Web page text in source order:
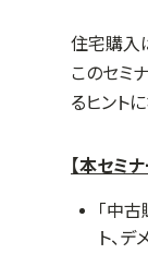
住宅購入
このセミ
るヒント
【本セミ
「中
ト、